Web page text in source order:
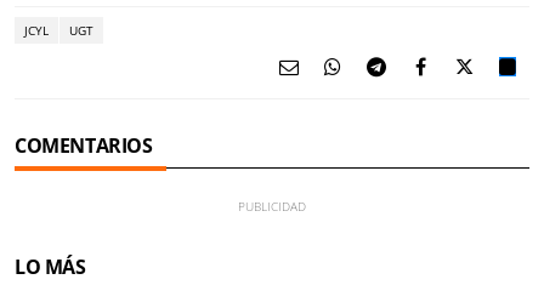
JCYL UGT
COMENTARIOS
LO MÁS